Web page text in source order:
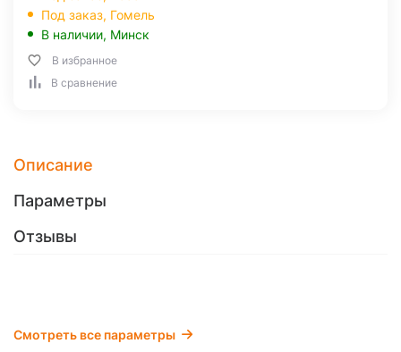
Под заказ, Гомель
В наличии, Минск
В избранное
В сравнение
Описание
Параметры
Отзывы
Смотреть все параметры